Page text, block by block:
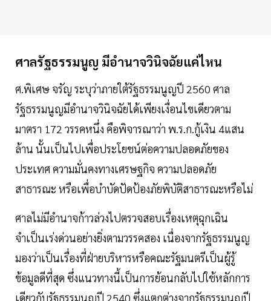
ศาลรัฐธรรมนูญ มีอำนาจวินิจฉัยแค่ไหน
ศ.พิเศษ จรัญ ระบุว่าภายใต้รัฐธรรมนูญปี 2560 ศาล
รัฐธรรมนูญมีอำนาจวินิจฉัยได้เพียงเงื่อนไขเดียวตาม
มาตรา 172 วรรคหนึ่ง คือพิจารณาว่า พ.ร.ก.กู้เงิน 4แสน
ล้าน นั้นเป็นไปเพื่อประโยชน์ต่อความปลอดภัยของ
ประเทศ ความมั่นคงทางเศรษฐกิจ ความปลอดภัย
สาธารณะ หรือเพื่อบำบัดปัดป้องภัยพิบัติสาธารณะหรือไม่
ศาลไม่มีอำนาจก้าวล่วงไปตรวจสอบเรื่องเหตุฉุกเฉิน
จำเป็นเร่งด่วนอย่างยิ่งตามวรรคสอง เนื่องจากรัฐธรรมนูญ
มองว่าเป็นเรื่องที่ฝ่ายบริหารหรือคณะรัฐมนตรีเป็นผู้รู้
ข้อมูลดีที่สุด ซึ่งแนวทางนี้เป็นการย้อนกลับไปใช้หลักการ
เดียวกับรัฐธรรมนูญปี 2540 ซึ่งแตกต่างจากรัฐธรรมนูญปี